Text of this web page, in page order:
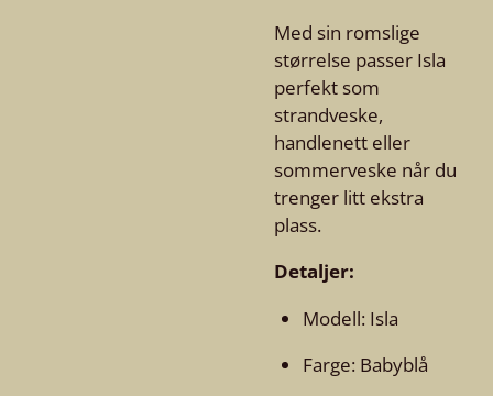
Med sin romslige
størrelse passer Isla
perfekt som
strandveske,
handlenett eller
sommerveske når du
trenger litt ekstra
plass.
Detaljer:
Modell: Isla
Farge: Babyblå